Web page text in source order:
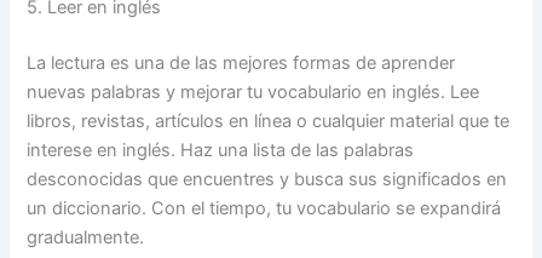
5. Leer en inglés
La lectura es una de las mejores formas de aprender
nuevas palabras y mejorar tu vocabulario en inglés. Lee
libros, revistas, artículos en línea o cualquier material que te
interese en inglés. Haz una lista de las palabras
desconocidas que encuentres y busca sus significados en
un diccionario. Con el tiempo, tu vocabulario se expandirá
gradualmente.